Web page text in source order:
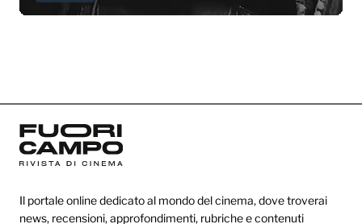
Il portale online dedicato al mondo del cinema, dove troverai
news, recensioni, approfondimenti, rubriche e contenuti